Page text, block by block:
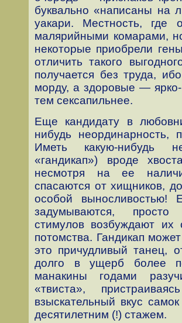
буквально «написаны на
уакари. Местность, где
малярийными комарами,
некоторые приобрели
отличить такого
получается без труда,
морду, а здоровые —
тем сексапильнее.
Еще кандидату в
нибудь
Иметь какую-нибудь
«гандикап») вроде
несмотря на ее
спасаются от хищников,
особой выносливостью!
задумываются, просто
стимулов возбуждают
потомства. Гандикап
это причудливый танец,
долго в ущерб более
манакины годами
«твиста»,
взыскательный вкус
десятилетним (!) стажем.